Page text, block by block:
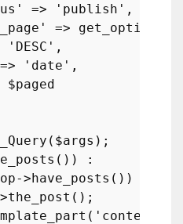
=> 'publish' ,
=> get_option
'DESC' ,
=> 'date' ,
$paged
( $args
()) :
->have_posts ()) :
the_post ();
( 'content'